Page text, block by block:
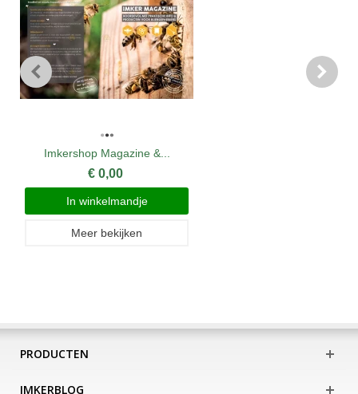
Imkershop Magazine &...
€ 0,00
In winkelmandje
Meer bekijken
PRODUCTEN
IMKERBLOG